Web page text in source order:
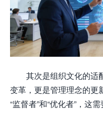
其次是组织文化的适
变革，更是管理理念的更
“监督者”和“优化者”，这